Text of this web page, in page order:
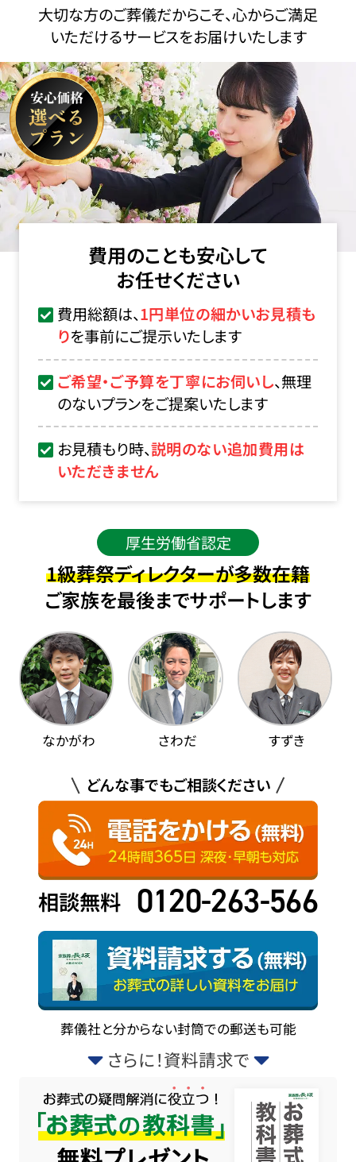
大切な方のご葬儀だからこそ、心からご満足
いただけるサービスをお届けいたします
費用のことも安心して
お任せください
費用総額は、1円単位の細かいお見積も
りを事前にご提示いたします
ご希望・ご予算を丁寧にお伺いし、無理
のないプランをご提案いたします
お見積もり時、説明のない追加費用は
いただきません
厚生労働省認定
1級葬祭ディレクターが多数在籍
ご家族を最後までサポートします
なかがわ さわだ すずき
どんな事でもご相談ください
相談無料 0120-263-566
葬儀社と分からない封筒での郵送も可能
さらに！資料請求で